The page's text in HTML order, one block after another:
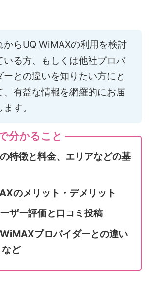
からUQ WiMAXの利用を検討
いる方、もしくは他社プロバ
ーとの違いを知りたい方にと
、有益な情報を網羅的にお届
す。
分かること
特徴と料金、エリアなどの基
のメリット・デメリット
ザー評価と口コミ投稿
プロバイダーとの違い
など